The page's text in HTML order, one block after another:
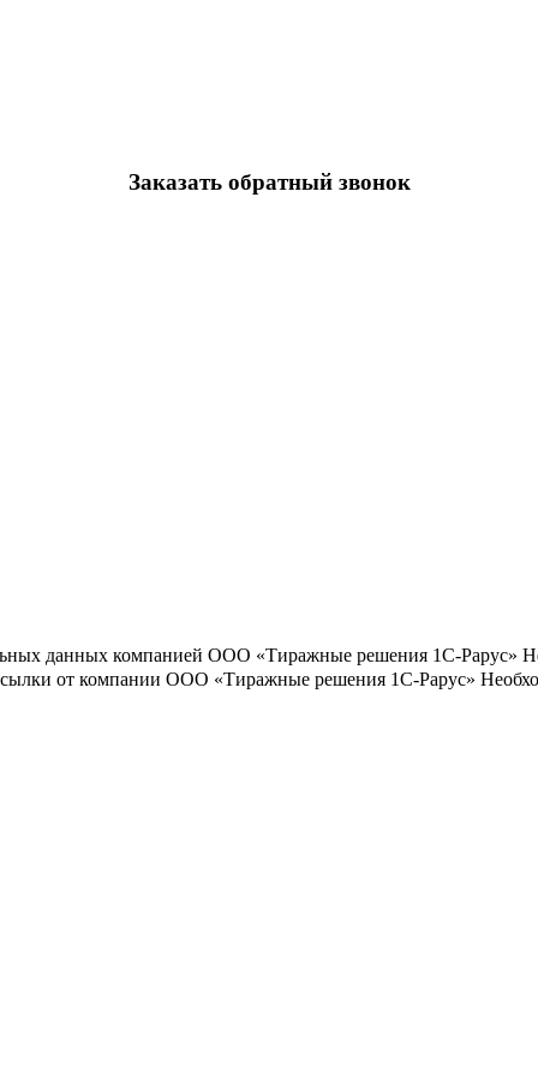
Заказать обратный звонок
данных компанией ООО «Тиражные решения 1С-Рарус»
от компании ООО «Тиражные решения 1С-Рарус»